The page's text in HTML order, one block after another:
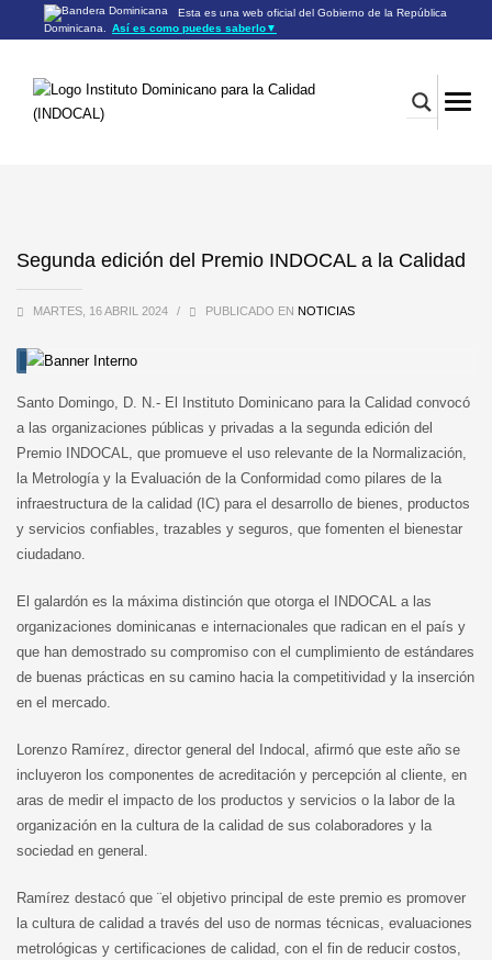
Esta es una web oficial del Gobierno de la República
Dominicana.
Así es como puedes saberlo▼
Los sitios web oficiales utilizan .gob.do o .gov.do
Los sitios web oficiales .gob.do o .gov.do seguros utilizan
HTTPS
Segunda edición del Premio INDOCAL a la Calidad
MARTES, 16 ABRIL 2024 / PUBLICADO EN NOTICIAS
Santo Domingo, D. N.- El Instituto Dominicano para la Calidad convocó
a las organizaciones públicas y privadas a la segunda edición del
Premio INDOCAL, que promueve el uso relevante de la Normalización,
la Metrología y la Evaluación de la Conformidad como pilares de la
infraestructura de la calidad (IC) para el desarrollo de bienes, productos
y servicios confiables, trazables y seguros, que fomenten el bienestar
ciudadano.
El galardón es la máxima distinción que otorga el INDOCAL a las
organizaciones dominicanas e internacionales que radican en el país y
que han demostrado su compromiso con el cumplimiento de estándares
de buenas prácticas en su camino hacia la competitividad y la inserción
en el mercado.
Lorenzo Ramírez, director general del Indocal, afirmó que este año se
incluyeron los componentes de acreditación y percepción al cliente, en
aras de medir el impacto de los productos y servicios o la labor de la
organización en la cultura de la calidad de sus colaboradores y la
sociedad en general.
Ramírez destacó que ¨el objetivo principal de este premio es promover
la cultura de calidad a través del uso de normas técnicas, evaluaciones
metrológicas y certificaciones de calidad, con el fin de reducir costos,